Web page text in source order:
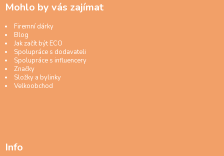
Mohlo by vás zajímat
Firemní dárky
Blog
Jak začít být ECO
Spolupráce s dodavateli
Spolupráce s influencery
Značky
Složky a bylinky
Velkoobchod
Info